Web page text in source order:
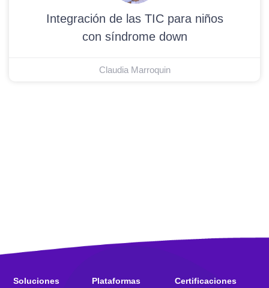
Integración de las TIC para niños
con síndrome down
Claudia Marroquin
Soluciones Plataformas Certificaciones